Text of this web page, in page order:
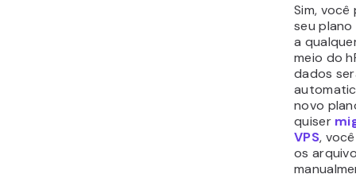
Sim,
seu
a
meio do
dados
novo
quiser
VPS,
os